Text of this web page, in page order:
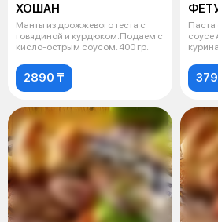
ХОШАН
Манты из дрожжевого теста с
говядиной и курдюком.Подаем с
кисло-острым соусом. 400 гр.
2890 ₸
Паста
соусе